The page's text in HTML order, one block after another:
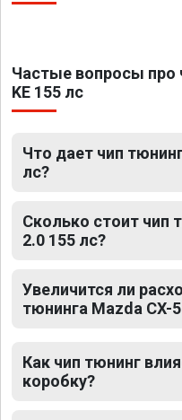
Частые вопросы про
KE 155 лс
Что дает чип
лс?
Сколько стоит чип
2.0 155 лс?
Увеличится ли
тюнинга Mazda CX-
Как чип тюнинг
коробку?